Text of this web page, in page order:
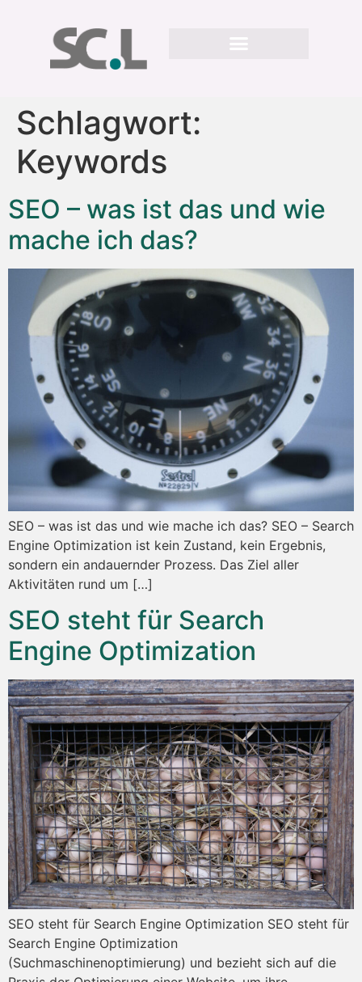
Schlagwort:
Keywords
SEO – was ist das und wie
mache ich das?
SEO – was ist das und wie mache ich das? SEO – Search
Engine Optimization ist kein Zustand, kein Ergebnis,
sondern ein andauernder Prozess. Das Ziel aller
Aktivitäten rund um […]
SEO steht für Search
Engine Optimization
SEO steht für Search Engine Optimization SEO steht für
Search Engine Optimization
(Suchmaschinenoptimierung) und bezieht sich auf die